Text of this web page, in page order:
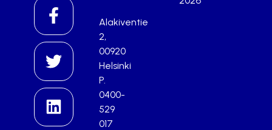
Alakiventie
2,
00920
Helsinki
P.
0400-
529
017